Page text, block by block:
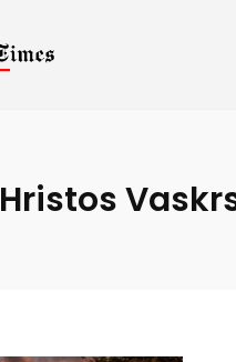
Hristos